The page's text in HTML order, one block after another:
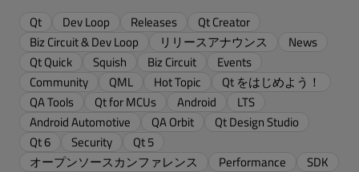
Qt Dev Loop Releases
Qt Creator
Biz Circuit & Dev Loop
リリースアナウンス
News
Qt Quick
Squish Biz Circuit
Events
Community
QML Hot Topic
Qt をはじめよう！
QA Tools
Qt for MCUs Android
LTS
Android Automotive
QA Orbit
Qt Design Studio
Qt 6
Security
Qt 5
オープンソースカンファレンス
Performance
SDK